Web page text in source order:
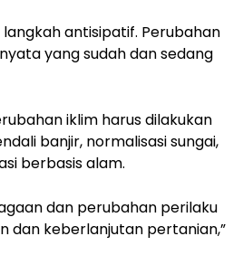
antisipatif. Perubahan
yang sudah dan sedang
iklim harus dilakukan
banjir, normalisasi sungai,
berbasis alam.
dan perubahan perilaku
dan keberlanjutan pertanian,”